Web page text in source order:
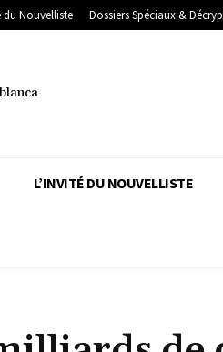
du Nouvelliste Dossiers Spéciaux &
L’INVITÉ DU NOUVELLISTE